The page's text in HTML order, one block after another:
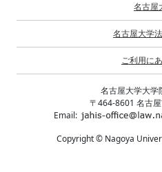
名古屋
名古屋大学
ご利用に
名古屋大学大学
〒464-8601 名古
Email:
Copyright © Nagoya